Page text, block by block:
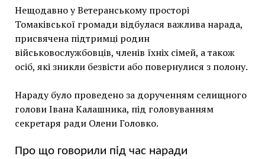
Нещодавно у Ветеранському просторі
Томаківської громади відбулася важлива нарада,
присвячена підтримці родин
військовослужбовців, членів їхніх сімей, а також
осіб, які зникли безвісти або повернулися з полону.
Нараду було проведено за дорученням селищного
голови Івана Калашника, під головуванням
секретаря ради Олени Головко.
Про що говорили під час наради